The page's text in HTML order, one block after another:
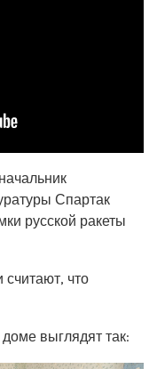
Спартак
русской ракеты
что
выглядят так: